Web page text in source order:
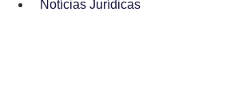
Notícias Jurídicas